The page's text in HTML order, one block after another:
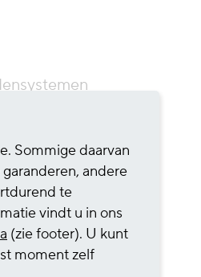
und
Sommige daarvan
andere
te
vindt u in ons
(zie footer). U kunt
moment zelf